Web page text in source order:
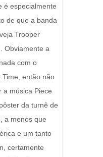
é especialmente
de que a banda
Trooper
Obviamente a
com o
Time, então não
a música Piece
da turnê de
a menos que
e um tanto
certamente